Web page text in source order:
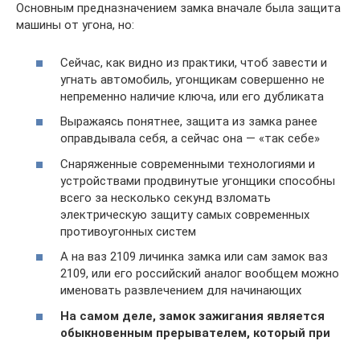
Основным предназначением замка вначале была защита
машины от угона, но:
Сейчас, как видно из практики, чтоб завести и
угнать автомобиль, угонщикам совершенно не
непременно наличие ключа, или его дубликата
Выражаясь понятнее, защита из замка ранее
оправдывала себя, а сейчас она — «так себе»
Снаряженные современными технологиями и
устройствами продвинутые угонщики способны
всего за несколько секунд взломать
электрическую защиту самых современных
противоугонных систем
А на ваз 2109 личинка замка или сам замок ваз
2109, или его российский аналог вообщем можно
именовать развлечением для начинающих
На самом деле, замок зажигания является
обыкновенным прерывателем, который при